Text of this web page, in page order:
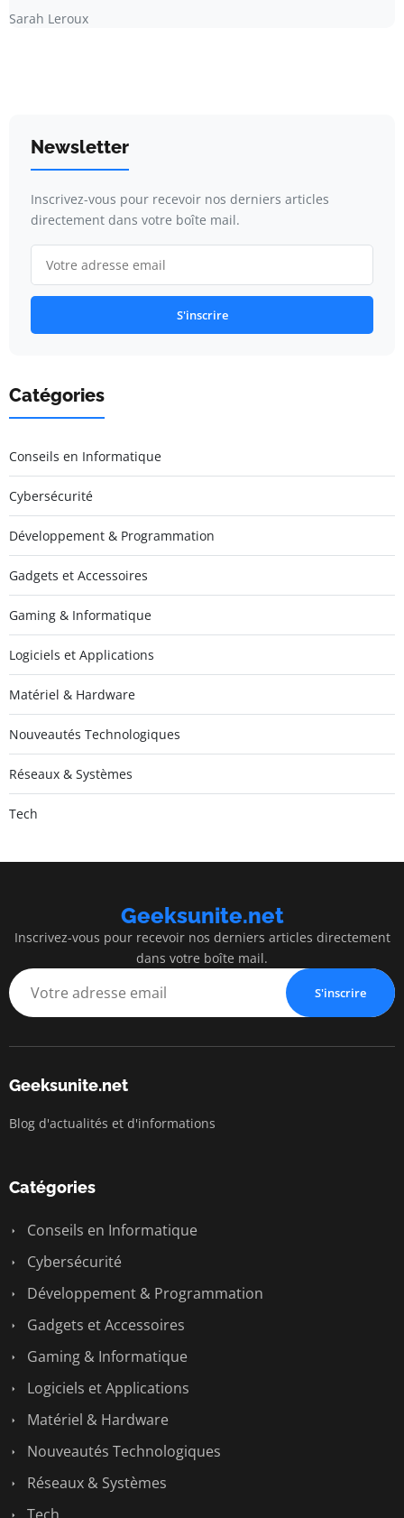
Sarah Leroux
Newsletter
Inscrivez-vous pour recevoir nos derniers articles
directement dans votre boîte mail.
S'inscrire
Catégories
Conseils en Informatique
Cybersécurité
Développement & Programmation
Gadgets et Accessoires
Gaming & Informatique
Logiciels et Applications
Matériel & Hardware
Nouveautés Technologiques
Réseaux & Systèmes
Tech
Geeksunite.net
Inscrivez-vous pour recevoir nos derniers articles directement
dans votre boîte mail.
S'inscrire
Geeksunite.net
Blog d'actualités et d'informations
Catégories
Conseils en Informatique
Cybersécurité
Développement & Programmation
Gadgets et Accessoires
Gaming & Informatique
Logiciels et Applications
Matériel & Hardware
Nouveautés Technologiques
Réseaux & Systèmes